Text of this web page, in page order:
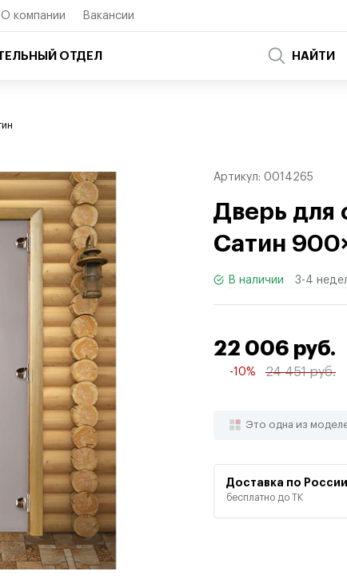
О компании Вакансии
ОТДЕЛ НАЙТИ
Артикул: 0014265
Дверь для
Сатин
В наличии 3-4
22 006 руб.
-10% 24 451 руб.
Это одна из
Доставка по России
бесплатно до ТК